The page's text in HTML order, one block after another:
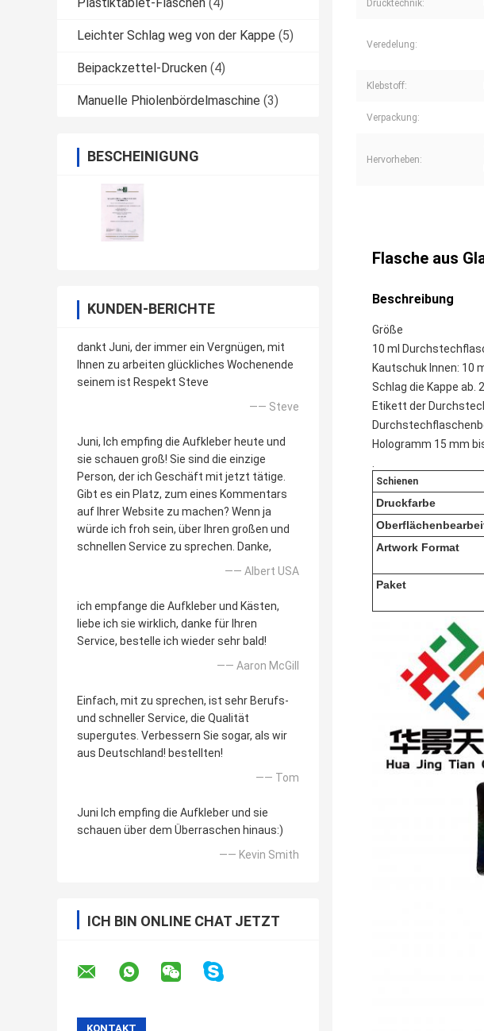
Leichter Schlag weg von der Kappe (5)
Beipackzettel-Drucken (4)
Manuelle Phiolenbördelmaschine (3)
BESCHEINIGUNG
KUNDEN-BERICHTE
dankt Juni, der immer ein Vergnügen, mit
Ihnen zu arbeiten glückliches Wochenende
seinem ist Respekt Steve
—— Steve
Juni, Ich empfing die Aufkleber heute und
sie schauen groß! Sie sind die einzige
Person, der ich Geschäft mit jetzt tätige.
Gibt es ein Platz, zum eines Kommentars
auf Ihrer Website zu machen? Wenn ja
würde ich froh sein, über Ihren großen und
schnellen Service zu sprechen. Danke,
—— Albert USA
ich empfange die Aufkleber und Kästen,
liebe ich sie wirklich, danke für Ihren
Service, bestelle ich wieder sehr bald!
—— Aaron McGill
Einfach, mit zu sprechen, ist sehr Berufs-
und schneller Service, die Qualität
supergutes. Verbessern Sie sogar, als wir
aus Deutschland! bestellten!
—— Tom
Juni Ich empfing die Aufkleber und sie
schauen über dem Überraschen hinaus:)
—— Kevin Smith
ICH BIN ONLINE CHAT JETZT
Drucktechnik:
Veredelung:
Klebstoff:
Verpackung:
Hervorheben:
Flasche aus
Beschreibung
Größe
10 ml
Kautschuk Innen: 10
Schlag die Kappe ab.
Etikett der
Hologramm 15 mm
.
Schienen
Druckfarbe
Artwork Format
Paket